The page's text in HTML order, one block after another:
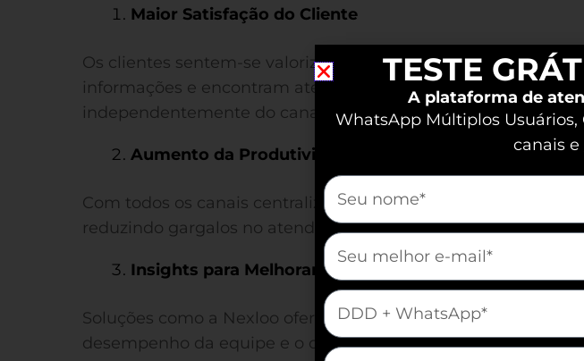
Maior Satisfação do Cliente
Os clientes sentem-se valorizados quando não precisam
informações e encontram atendimento rápido e eficiente,
independentemente do canal utilizado.
Aumento da Produtividade
Com todos os canais centralizados, sua equipe trabalha de
reduzindo gargalos no atendimento.
Insights para Melhorar a Estratégia
Soluções como a Nexloo oferecem relatórios detalhados sobre
desempenho da equipe e o comportamento do cliente,
TESTE
A plataforma de
WhatsApp Múltiplos Usuários,
canais e
mauticform[nome]
mauticform[email]
mauticform[telefone]
mauticform[cidade]